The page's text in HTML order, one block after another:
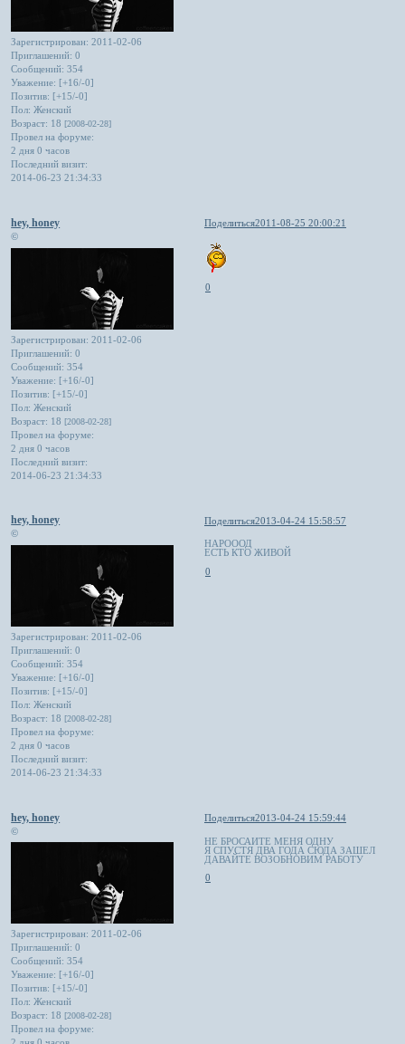
Зарегистрирован: 2011-02-06
Приглашений: 0
Сообщений: 354
Уважение: [+16/-0]
Позитив: [+15/-0]
Пол: Женский
Возраст: 18[2008-02-28]
Провел на форуме:
2 дня 0 часов
Последний визит:
2014-06-23 21:34:33
Поделиться2011-08-25 20:00:21
hey, honey
©
Зарегистрирован: 2011-02-06
Приглашений: 0
Сообщений: 354
Уважение: [+16/-0]
Позитив: [+15/-0]
Пол: Женский
Возраст: 18[2008-02-28]
Провел на форуме:
2 дня 0 часов
Последний визит:
2014-06-23 21:34:33
0
Поделиться2013-04-24 15:58:57
hey, honey
©
Зарегистрирован: 2011-02-06
Приглашений: 0
Сообщений: 354
Уважение: [+16/-0]
Позитив: [+15/-0]
Пол: Женский
Возраст: 18[2008-02-28]
Провел на форуме:
2 дня 0 часов
Последний визит:
2014-06-23 21:34:33
НАРОООД
ЕСТЬ КТО ЖИВОЙ
0
Поделиться2013-04-24 15:59:44
hey, honey
©
Зарегистрирован: 2011-02-06
Приглашений: 0
Сообщений: 354
Уважение: [+16/-0]
Позитив: [+15/-0]
Пол: Женский
Возраст: 18[2008-02-28]
Провел на форуме:
НЕ БРОСАЙТЕ МЕНЯ ОДНУ
Я СПУСТЯ ДВА ГОДА СЮДА ЗАШЕЛ
ДАВАЙТЕ ВОЗОБНОВИМ РАБОТУ
0